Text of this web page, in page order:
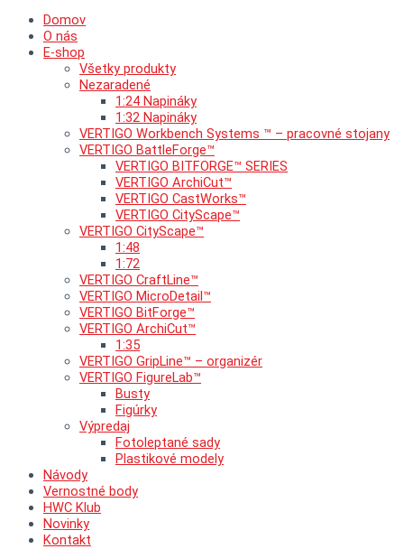
Domov
O nás
E-shop
Všetky produkty
Nezaradené
1:24 Napináky
1:32 Napináky
VERTIGO Workbench Systems ™ – pracovné stojany
VERTIGO BattleForge™
VERTIGO BITFORGE™ SERIES
VERTIGO ArchiCut™
VERTIGO CastWorks™
VERTIGO CityScape™
VERTIGO CityScape™
1:48
1:72
VERTIGO CraftLine™
VERTIGO MicroDetail™
VERTIGO BitForge™
VERTIGO ArchiCut™
1:35
VERTIGO GripLine™ – organizér
VERTIGO FigureLab™
Busty
Figúrky
Výpredaj
Fotoleptané sady
Plastikové modely
Návody
Vernostné body
HWC Klub
Novinky
Kontakt